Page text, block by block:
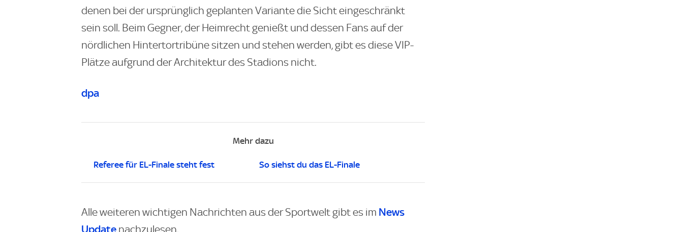
denen bei der ursprünglich geplanten Variante die Sicht eingeschränkt
sein soll. Beim Gegner, der Heimrecht genießt und dessen Fans auf der
nördlichen Hintertortribüne sitzen und stehen werden, gibt es diese VIP-
Plätze aufgrund der Architektur des Stadions nicht.
dpa
Mehr dazu
Referee für EL-Finale steht fest So siehst du das EL-Finale
Alle weiteren wichtigen Nachrichten aus der Sportwelt gibt es im News
Update nachzulesen.